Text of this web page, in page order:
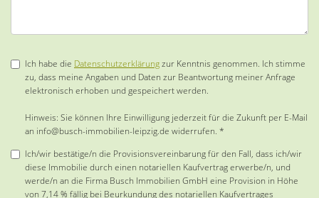
Ich habe die Datenschutzerklärungzur Kenntnis genommen. Ich stimme
zu, dass meine Angaben und Daten zur Beantwortung meiner Anfrage
elektronisch erhoben und gespeichert werden.
Hinweis: Sie können Ihre Einwilligung jederzeit für die Zukunft per E-Mail
an info@busch-immobilien-leipzig.de widerrufen. *
Ich/wir bestätige/n die Provisionsvereinbarung für den Fall, dass ich/wir
diese Immobilie durch einen notariellen Kaufvertrag erwerbe/n, und
werde/n an die Firma Busch Immobilien GmbH eine Provision in Höhe
von 7,14 % fällig bei Beurkundung des notariellen Kaufvertrages